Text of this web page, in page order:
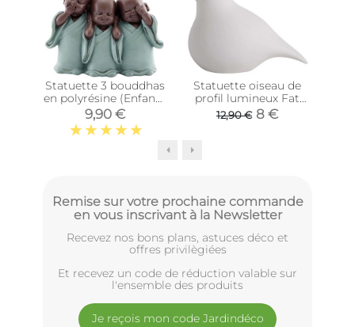
Statuette 3 bouddhas
en polyrésine (Enfants
yeux fermés)
9,90 €
Statuette oiseau de
profil lumineux Fat
bird (15 x 9 x 10 cm)
12,90 € 8 €
Remise sur votre prochaine commande
en vous inscrivant à la Newsletter
Recevez nos bons plans, astuces déco et
offres privilègiées
Et recevez un code de réduction valable sur
l'ensemble des produits
Je reçois mon code Jardindéco